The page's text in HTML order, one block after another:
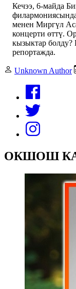
Кечээ, 6-майда
менен Миргүл
концерти өттү.
кызыктар
репортажда.
Unknown Author
ОКШОШ